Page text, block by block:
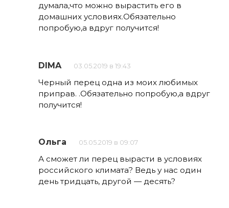
думала,что можно вырастить его в
домашних условиях.Обязательно
попробую,а вдруг получится!
DIMA 03.05.2019 в 19:43
Черный перец одна из моих любимых
приправ. .Обязательно попробую,а вдруг
получится!
Ольга 05.05.2019 в 09:07
А сможет ли перец вырасти в условиях
российского климата? Ведь у нас один
день тридцать, другой — десять?